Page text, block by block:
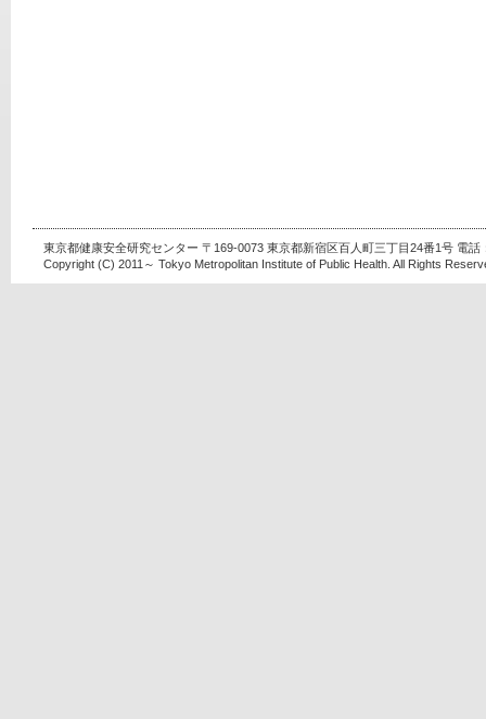
東京都健康安全研究センター 〒169-0073 東京都新宿区百人町三丁目24番1号 電話
Copyright (C) 2011～ Tokyo Metropolitan Institute of Public Health. All Rights